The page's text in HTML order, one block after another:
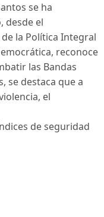
se ha
desde el
la Política Integral
reconoce
las Bandas
se destaca que a
el
de seguridad